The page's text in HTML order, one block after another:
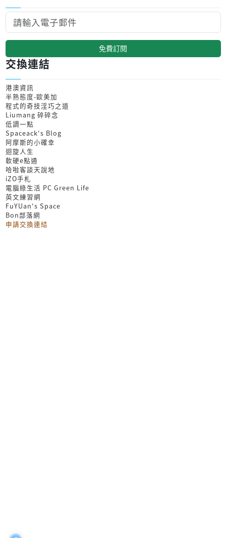
免費訂閱
交換連結
港澳資訊
半熟態度-歐美加
程式的奇技淫巧之道
Liumang 碎碎念
低調一點
Spaceack's Blog
阿摩斯的小確幸
迴旋人生
軟硬e點通
哈啦客談天說地
iZO手札
電腦綠生活 PC Green Life
英文練習網
FuYUan's Space
Bon部落網
申請交換連結